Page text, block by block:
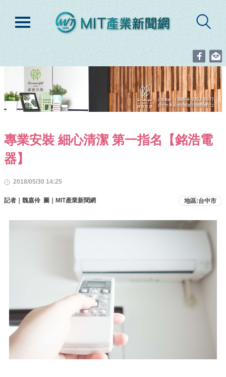
專業安裝 細心清潔 第一指名【銘浩電
器】
2018/05/30 14:25
記者｜魏嘉伶 圖｜MIT產業新聞網 地區:台中市